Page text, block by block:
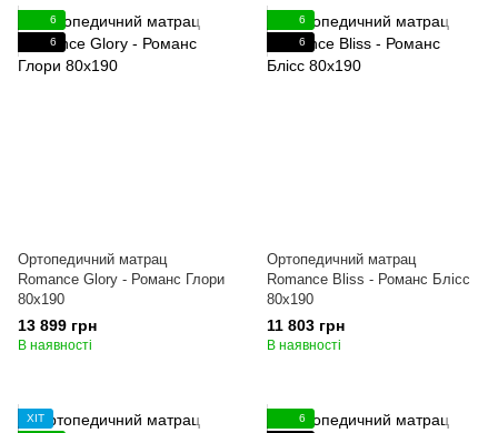
6
6
Ортопедичний матрац
Romance Glory - Романс Глори
80x190
13 899 грн
В наявності
6
6
Ортопедичний матрац
Romance Bliss - Романс Блісс
80x190
11 803 грн
В наявності
ХІТ
6